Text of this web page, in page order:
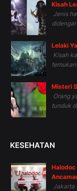
Kisah
Jenis
Lelaki
Kisah
Misteri
Orang
tunduk
KESEHATAN
Jakarta